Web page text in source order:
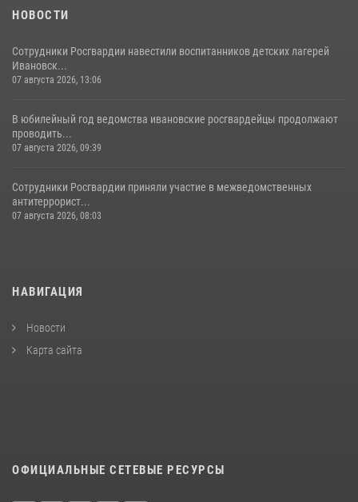
НОВОСТИ
Сотрудники Росгвардии навестили воспитанников детских лагерей
Ивановск...
07 августа 2026, 13:06
В юбилейный год ведомства ивановские росгвардейцы продолжают
проводить...
07 августа 2026, 09:39
Сотрудники Росгвардии приняли участие в межведомственных
антитеррорист...
07 августа 2026, 08:03
НАВИГАЦИЯ
Новости
Карта сайта
ОФИЦИАЛЬНЫЕ СЕТЕВЫЕ РЕСУРСЫ